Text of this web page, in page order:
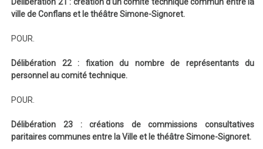
ville de Conflans et le théâtre Simone-Signoret.
POUR.
Délibération 22 : fixation du nombre de représentants du
personnel au comité technique.
POUR.
Délibération 23 : créations de commissions consultatives
paritaires communes entre la Ville et le théâtre Simone-Signoret.